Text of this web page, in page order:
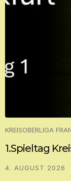
KREISOBERLIGA
1.Spieltag
4. AUGUST 2026